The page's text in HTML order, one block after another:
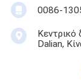
0086-
Dalian,